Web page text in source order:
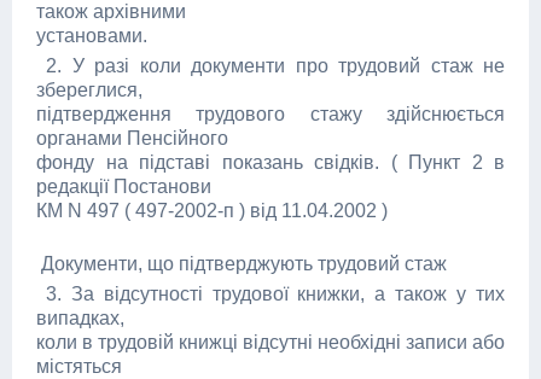
також архівними
установами.
2. У разі коли документи про трудовий стаж не
збереглися,
підтвердження трудового стажу здійснюється
органами Пенсійного
фонду на підставі показань свідків. ( Пункт 2 в
редакції Постанови
КМ N 497 ( 497-2002-п ) від 11.04.2002 )
Документи, що підтверджують трудовий стаж
3. За відсутності трудової книжки, а також у тих
випадках,
коли в трудовій книжці відсутні необхідні записи або
містяться